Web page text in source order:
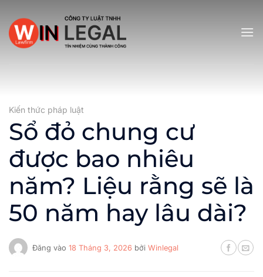
qua
nội
dung
Kiến thức pháp luật
Sổ đỏ chung cư
được bao nhiêu
năm? Liệu rằng sẽ là
50 năm hay lâu dài?
Đăng vào 18 Tháng 3, 2026 bởi Winlegal